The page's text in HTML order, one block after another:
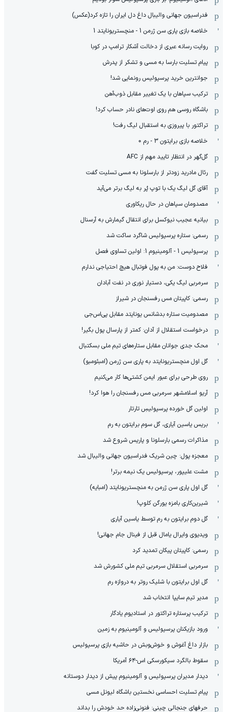
فدراسیون جهانی والیبال داغ دل ایران را تازه کرد(عکس)
خلاصه بازی پاری سن ژرمن 1 - منچستریونایتد 1
روایت رسانه عبری از دخالت آشکار ترامپ در کوبا
پیام تسلیت بارسا به مسی و تشکر از پدرش
جوانترین خرید پرسپولیس رونمایی شد!
ترکیب سپاهان با یک تغییر مقابل ذوب‌آهن
باشگاه روسی هم روی اوت‌های نادر حساب کرد!
تراکتور با پیروزی به استقبال لیگ رفت!
خلاصه بازی برایتون 3 - رم 0
گل‌گهر در انتظار تایید مهم از ‌AFC
رئال مادرید زودتر از بارسلونا به مسی تسلیت گفت
آقای گل لیگ یک با توپ پُر به لیگ برتر می‌آید
مصدومان سپاهان در حال ریکاوری
بیانیه عجیب نیوکسل برای انتقال گیمارش به آرسنال
رسمی: ستاره پرسپولیس شاگرد ساکت شد
پرسپولیس 1 - آلومینیوم 1: اولین تساوی فصل
فلاح دوست: من به پول فوتبال هیچ احتیاجی ندارم
سرمربی لیگ یکی، دستیار نوری در نفت آبادان
رسمی: کاپیتان مس رفسنجان در شیراز
مصدومیت ستاره بدشانس یونایتد مقابل پی‌اس‌جی
درخواست استقلال از آدان: کمتر از پارسال پول بگیر!
محک جدی ‌جوانان مقابل ستاره‌های تیم ملی بسکتبال
گل اول منچستریونایتد به پاری سن ژرمن (امبئومبو)
روی طرحی برای عبور ایمن کشتی‌ها کار می‌کنیم
آریو اسلامشهر سرمربی مس رفسنجان را هوا کرد!
اولین گل خورده پرسپولیسِ تارتار
بریس یاسین آیاری، گل سوم برایتون به رم
مذاکرات رسمی بارسلونا و پاریس شروع شد
معجزه پول: چین شریک فدراسیون جهانی والیبال شد
مشت علیپور، پرسپولیس یک نیمه برتر!
گل اول پاری سن ژرمن به منچستریونایتد (امبایه)
شیرین‌کاری بامزه یورگن کلوپ!
گل دوم برایتون به رم توسط یاسین آیاری
ویدیوی وایرال یامال قبل از فینال جام جهانی!
رسمی: کاپیتان پیکان تمدید کرد
سرمربی استقلال سرمربی تیم ملی کشورش شد
گل اول برایتون با شلیک روتر به دروازه رم
مدیر تیم سایپا انتخاب شد
ترکیب پرستاره تراکتور در استادیوم یادگار
ورود بازیکنان پرسپولیس و آلومینیوم به زمین
بازار داغ آغوش و خوش‌و‌بش در حاشیه بازی پرسپولیس
سقوط بالگرد سیکورسکی اس-۶۴ آمریکا
دیدار مدیران پرسپولیس و آلومینیوم پیش از دیدار دوستانه
پیام تسلیت احساسی نخستین باشگاه لیونل مسی
حرفهای جنجالی چینی: فنونی‌زاده حد خودش را بداند